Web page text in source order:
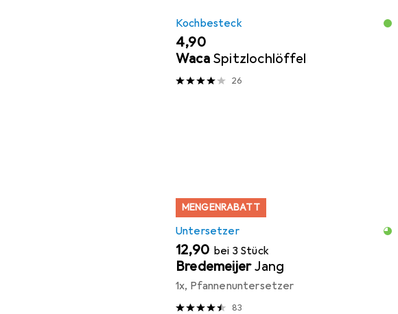
Kochbesteck
EUR
4,90
Waca Spitzlochlöffel
26
MENGENRABATT
Untersetzer
EUR
12,90 bei 3 Stück
BredemeijerJang
1x, Pfannenuntersetzer
83